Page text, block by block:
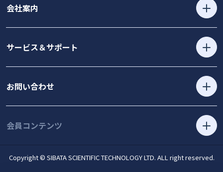
会社案内
サービス＆サポート
お問い合わせ
会員コンテンツ
Copyright © SIBATA SCIENTIFIC TECHNOLOGY LTD. ALL right reserved.